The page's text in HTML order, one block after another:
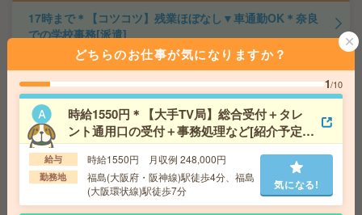
17時まで＊【コツコツ】残業ほぼなし▼車通勤OK＊奈良
での学校事務[派遣]
時給1300円 月収例 14万円 時給1300円×実
働7h×週4日×4週 ※月収例を保証するものではありませ
ん。
交通費 1ヶ月3万円を上限として実費支給
勤務地
関西本線(亀山－難波) 奈良 バス15分 奈
良線 近鉄奈良 バス10分 ※車通勤可能
気になる!
《未経験OK》17時まで！学校法人で入試・広報サポート
＊[派遣]
どちらのお仕事が気になりますか？
1/10
時給1550円＊【大手TV局】総合受付＋タレ
ント通用口の受付＋事務処理など[紹介予定派
遣]
給与 時給1550円 月収例 248,000円
勤務地
福島(大阪府・阪神線)駅徒歩4分、福島
(大阪環状線)駅徒歩7分
気になる!